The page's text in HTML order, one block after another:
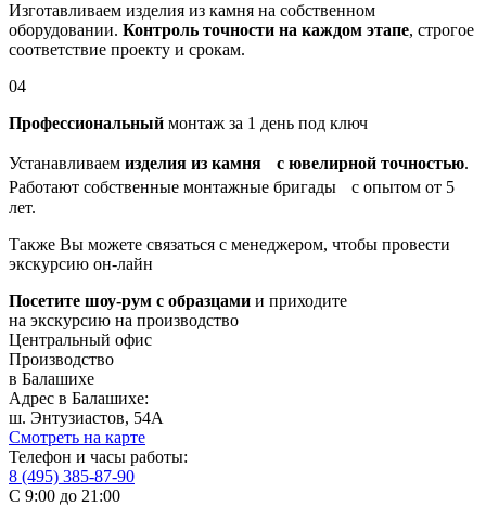
Изготавливаем изделия из камня на собственном
оборудовании. Контроль точности на каждом этапе, строгое
соответствие проекту и срокам.
04
Профессиональный монтаж за 1 день под ключ
Устанавливаем изделия из камня с ювелирной точностью.
Работают собственные монтажные бригады с опытом от 5
лет.
Также Вы можете связаться с менеджером, чтобы провести
экскурсию он-лайн
Посетите шоу-рум с образцами и приходите
на экскурсию на производство
Центральный офис
Производство
в Балашихе
Адрес в Балашихе:
ш. Энтузиастов, 54А
Смотреть на карте
Телефон и часы работы:
8 (495) 385-87-90
С 9:00 до 21:00